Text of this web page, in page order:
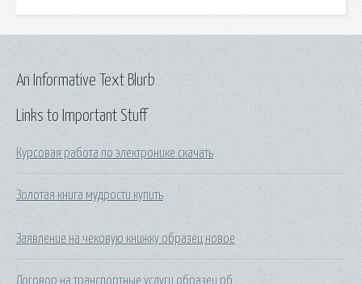
Links to Important Stuff
Курсовая работа по электронике скачать
Золотая книга мудрости купить
Заявление на чековую книжку образец новое
Договор на транспортные услуги образец рб
An Informative Text Blurb